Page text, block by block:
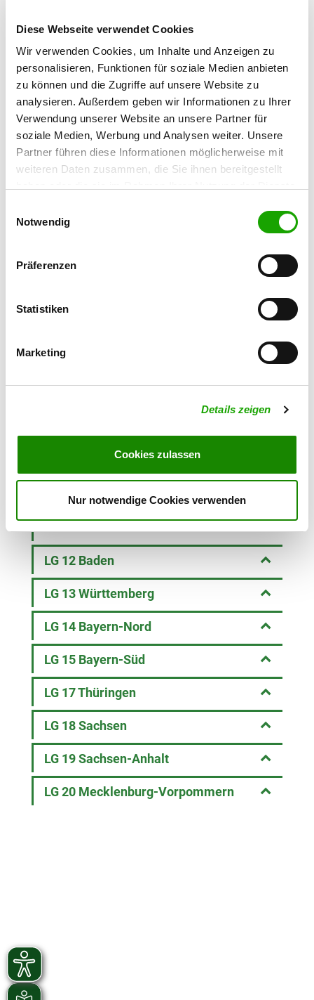
Diese Webseite verwendet Cookies
Wir verwenden Cookies, um Inhalte und Anzeigen zu
personalisieren, Funktionen für soziale Medien anbieten
zu können und die Zugriffe auf unsere Website zu
analysieren. Außerdem geben wir Informationen zu Ihrer
Verwendung unserer Website an unsere Partner für
soziale Medien, Werbung und Analysen weiter. Unsere
Partner führen diese Informationen möglicherweise mit
weiteren Daten zusammen, die Sie ihnen bereitgestellt
Cookies, wenn Sie unsere Webseite weiterhin nutzen.
Notwendig
Präferenzen
Statistiken
Marketing
Details zeigen
Cookies zulassen
Nur notwendige Cookies verwenden
Die Arbeit der Landesgruppen ist bedeutsam
verantwortlich (und ehrenamtlich) tun, werden
in demokratischer Weise von der
Landesversammlung gewählt, die sich aus den
Delegierten der Ortsgruppen zusammensetzt.
Landkarte Landesgruppen
LG 02 Berlin-Brandenburg
LG 03 Niedersachsen
LG 06 Westfalen
LG 09 Hessen-Nord
LG 10 Rheinland-Pfalz
LG 12 Baden
LG 13 Württemberg
LG 14 Bayern-Nord
LG 15 Bayern-Süd
LG 17 Thüringen
LG 18 Sachsen
LG 19 Sachsen-Anhalt
LG 20 Mecklenburg-Vorpommern